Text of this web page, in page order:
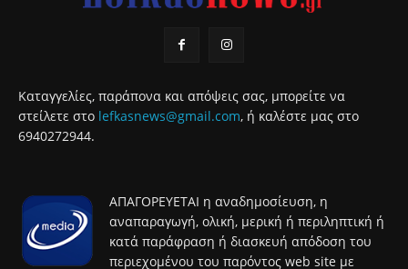
Καταγγελίες, παράπονα και απόψεις σας, μπορείτε να
στείλετε στο lefkasnews@gmail.com, ή καλέστε μας στο
6940272944.
ΑΠΑΓΟΡΕΥΕΤΑΙ η αναδημοσίευση, η
αναπαραγωγή, ολική, μερική ή περιληπτική ή
κατά παράφραση ή διασκευή απόδοση του
περιεχομένου του παρόντος web site με